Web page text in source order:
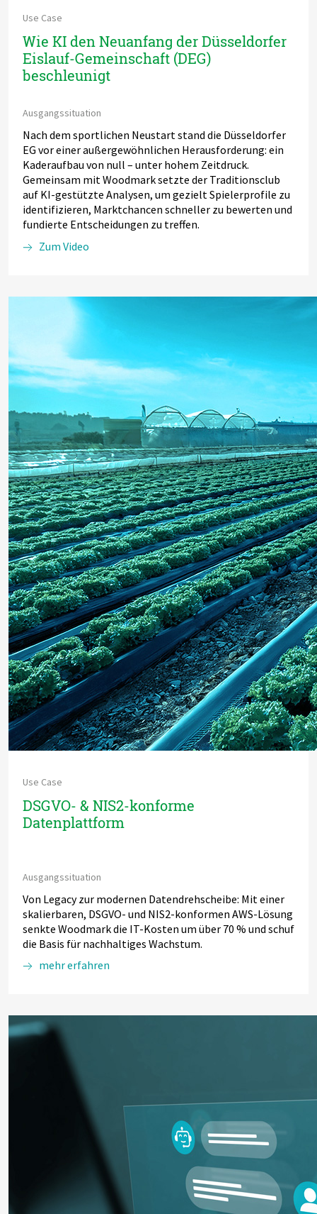
Use Case
Wie KI den Neuanfang der Düsseldorfer
Eislauf-Gemeinschaft (DEG)
beschleunigt
Ausgangssituation
Nach dem sportlichen Neustart stand die Düsseldorfer
EG vor einer außergewöhnlichen Herausforderung: ein
Kaderaufbau von null – unter hohem Zeitdruck.
Gemeinsam mit Woodmark setzte der Traditionsclub
auf KI-gestützte Analysen, um gezielt Spielerprofile zu
identifizieren, Marktchancen schneller zu bewerten und
fundierte Entscheidungen zu treffen.
Zum Video
Use Case
DSGVO- & NIS2-konforme
Datenplattform
Ausgangssituation
Von Legacy zur modernen Datendrehscheibe: Mit einer
skalierbaren, DSGVO- und NIS2-konformen AWS-Lösung
senkte Woodmark die IT-Kosten um über 70 % und schuf
die Basis für nachhaltiges Wachstum.
mehr erfahren